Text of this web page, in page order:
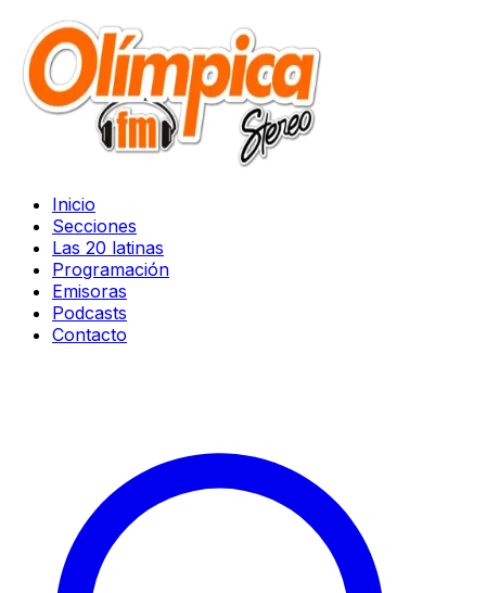
Inicio
Secciones
Las 20 latinas
Programación
Emisoras
Podcasts
Contacto